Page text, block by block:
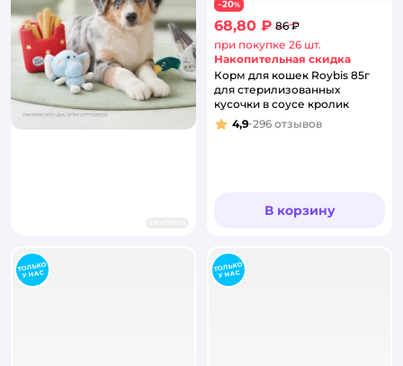
−20%
68,80 ₽ 86 ₽
при покупке 26 шт.
Накопительная скидка
Корм для кошек Roybis 85г
для стерилизованных
кусочки в соусе кролик
Рейтинг:
4,9 296 отзывов
В корзину